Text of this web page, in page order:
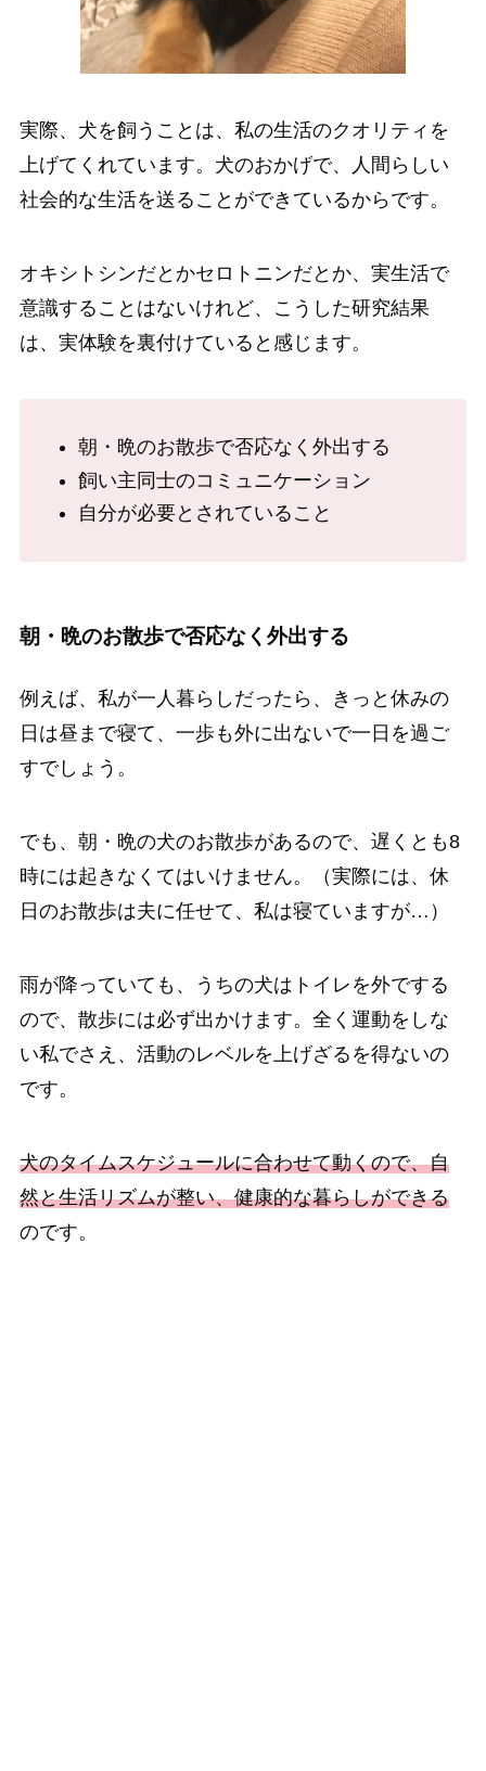
実際、犬を飼うことは、私の生活のクオリティを
上げてくれています。犬のおかげで、人間らしい
社会的な生活を送ることができているからです。
オキシトシンだとかセロトニンだとか、実生活で
意識することはないけれど、こうした研究結果
は、実体験を裏付けていると感じます。
朝・晩のお散歩で否応なく外出する
飼い主同士のコミュニケーション
自分が必要とされていること
朝・晩のお散歩で否応なく外出する
例えば、私が一人暮らしだったら、きっと休みの
日は昼まで寝て、一歩も外に出ないで一日を過ご
すでしょう。
でも、朝・晩の犬のお散歩があるので、遅くとも8
時には起きなくてはいけません。（実際には、休
日のお散歩は夫に任せて、私は寝ていますが…）
雨が降っていても、うちの犬はトイレを外でする
ので、散歩には必ず出かけます。全く運動をしな
い私でさえ、活動のレベルを上げざるを得ないの
です。
犬のタイムスケジュールに合わせて動くので、自
然と生活リズムが整い、健康的な暮らしができる
のです。